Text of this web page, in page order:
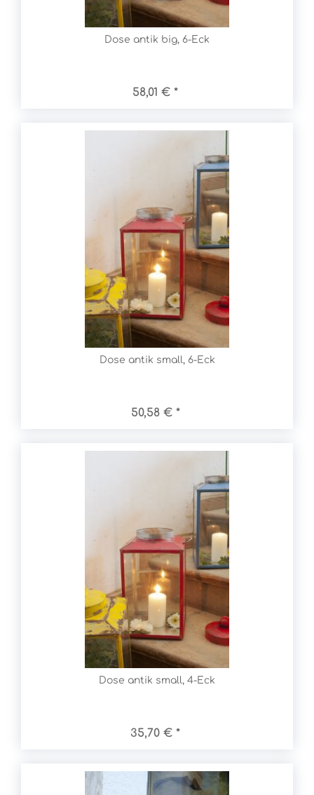
Dose antik big, 6-Eck
58,01 € *
Dose antik small, 6-Eck
50,58 € *
Dose antik small, 4-Eck
35,70 € *